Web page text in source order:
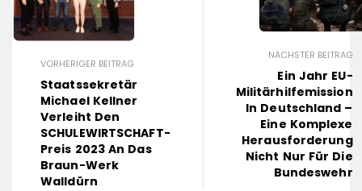
VORHERIGER BEITRAG
Staatssekretär
Michael Kellner
Verleiht Den
SCHULEWIRTSCHAFT-
Preis 2023 An Das
Braun-Werk
Walldürn
NÄCHSTER BEITRAG
Ein Jahr EU-
Militärhilfemission
In Deutschland –
Eine Komplexe
Herausforderung
Nicht Nur Für Die
Bundeswehr